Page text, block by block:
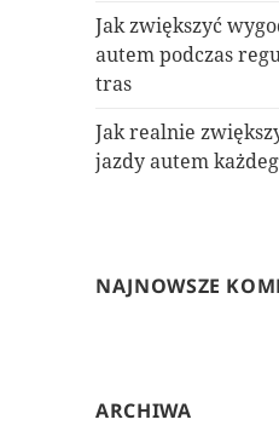
Jak zwiększyć
autem podczas
tras
Jak realnie
jazdy autem
NAJNOWSZE
ARCHIWA